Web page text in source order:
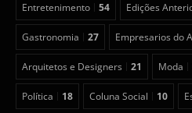
Entretenimento 54 Edições
Gastronomia 27 Empresarios do
Arquitetos e Designers 21 Moda
Política 18 Coluna Social 10